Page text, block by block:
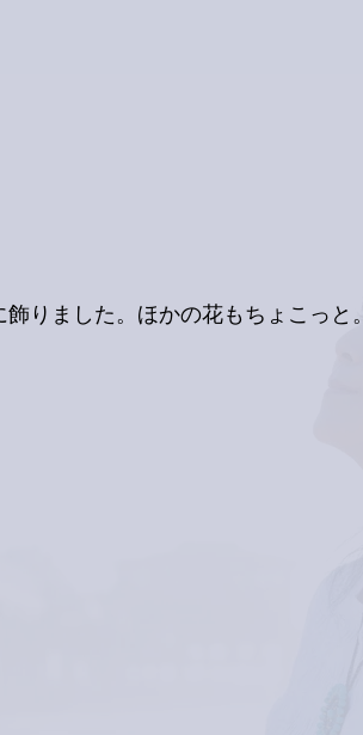
りました。ほかの花もちょこっと。